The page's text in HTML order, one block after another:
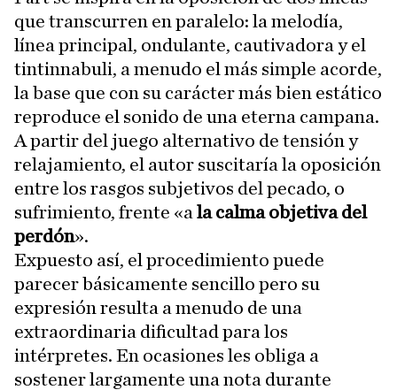
que transcurren en paralelo: la melodía,
línea principal, ondulante, cautivadora y el
tintinnabuli, a menudo el más simple acorde,
la base que con su carácter más bien estático
reproduce el sonido de una eterna campana.
A partir del juego alternativo de tensión y
relajamiento, el autor suscitaría la oposición
entre los rasgos subjetivos del pecado, o
sufrimiento, frente «a la calma objetiva del
perdón».
Expuesto así, el procedimiento puede
parecer básicamente sencillo pero su
expresión resulta a menudo de una
extraordinaria dificultad para los
intérpretes. En ocasiones les obliga a
sostener largamente una nota durante